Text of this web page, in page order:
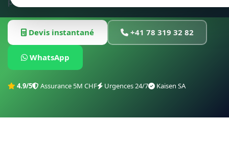
Devis instantané +41 78 319 32 82
WhatsApp
4.9/5 Assurance 5M CHF Urgences 24/7 Kaisen SA